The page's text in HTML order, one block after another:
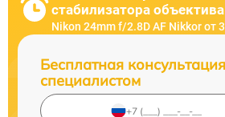
стабилизатора объектива
Nikon 24mm f/2.8D AF Nikkor от
Бесплатная
специалистом